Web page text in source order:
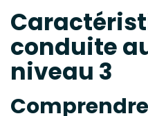
conduite
niveau 3